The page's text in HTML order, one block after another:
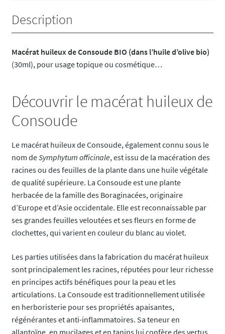
Description
Macérat huileux de Consoude BIO (dans l’huile d’olive bio)
(30ml), pour usage topique ou cosmétique…
Découvrir le macérat huileux de
Consoude
Le macérat huileux de Consoude, également connu sous le
nom deSymphytum officinale, est issu de la macération des
racines ou des feuilles de la plante dans une huile végétale
de qualité supérieure. La Consoude est une plante
herbacée de la famille des Boraginacées, originaire
d’Europe et d’Asie occidentale. Elle est reconnaissable par
ses grandes feuilles veloutées et ses fleurs en forme de
clochettes, qui varient en couleur du blanc au violet.
Les parties utilisées dans la fabrication du macérat huileux
sont principalement les racines, réputées pour leur richesse
en principes actifs bénéfiques pour la peau et les
articulations. La Consoude est traditionnellement utilisée
en herboristerie pour ses propriétés apaisantes,
régénérantes et anti-inflammatoires. Sa teneur en
allantoïne, en mucilages et en tanins lui confère des vertus